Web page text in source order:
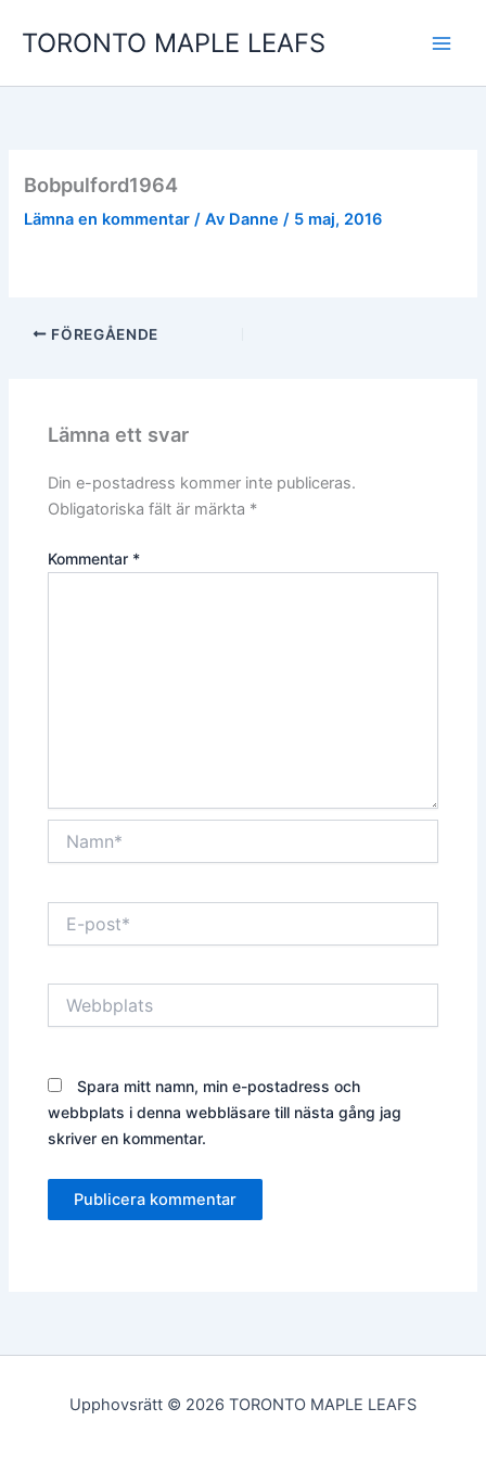
TORONTO MAPLE LEAFS
Bobpulford1964
Lämna en kommentar / Av Danne/ 5 maj, 2016
FÖREGÅENDE
Lämna ett svar
Din e-postadress kommer inte publiceras.
Obligatoriska fält är märkta *
Kommentar *
post*
Spara mitt namn, min e-postadress och
webbplats i denna webbläsare till nästa gång jag
skriver en kommentar.
Upphovsrätt © 2026 TORONTO MAPLE LEAFS